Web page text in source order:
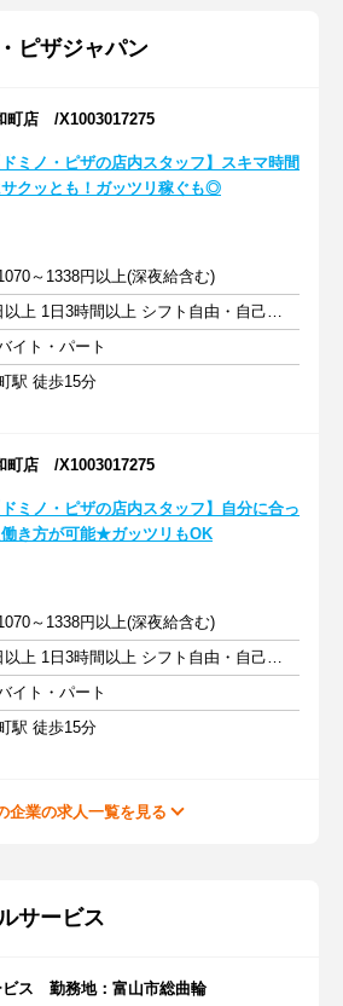
ピザジャパン
町店 /X1003017275
ドミノ・ピザの店内スタッフ】スキマ時間
クッとも！ガッツリ稼ぐも◎
～1338円以上(深夜給含む)
週3日以上 1日3時間以上 シフト自由・自己申告
イト・パート
駅 徒歩15分
町店 /X1003017275
ドミノ・ピザの店内スタッフ】自分に合っ
き方が可能★ガッツリもOK
～1338円以上(深夜給含む)
週3日以上 1日3時間以上 シフト自由・自己申告
イト・パート
駅 徒歩15分
企業の求人一覧を見る
サービス
ビス 勤務地：富山市総曲輪